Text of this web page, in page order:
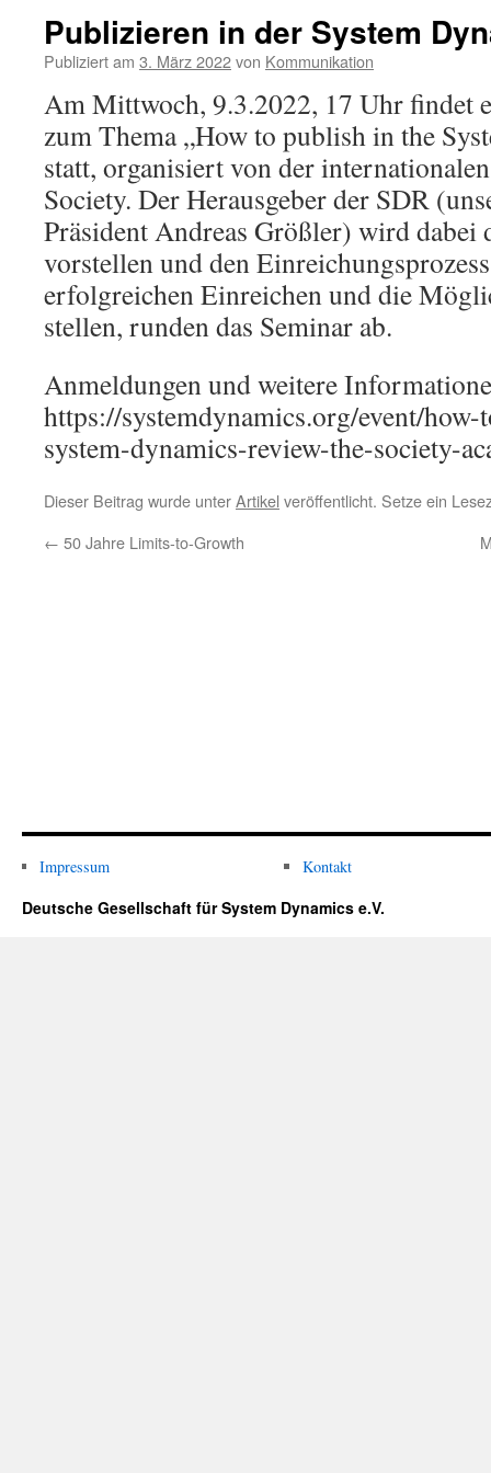
Publizieren in der System
Publiziert am 3. März 2022von Kommunikation
Am Mittwoch, 9.3.2022, 17 Uhr findet
zum Thema „How to publish in the
statt, organisiert von der
Society. Der Herausgeber der SDR
Präsident Andreas Größler) wird
vorstellen und den
erfolgreichen Einreichen und die
stellen, runden das Seminar ab.
Anmeldungen und weitere
https://systemdynamics.org/event/
system-dynamics-review-the-society-
Dieser Beitrag wurde unterArtikel veröffentlicht. Setze ein
← 50 Jahre Limits-to-Growth
Impressum Kontakt
Deutsche Gesellschaft für System Dynamics e.V.